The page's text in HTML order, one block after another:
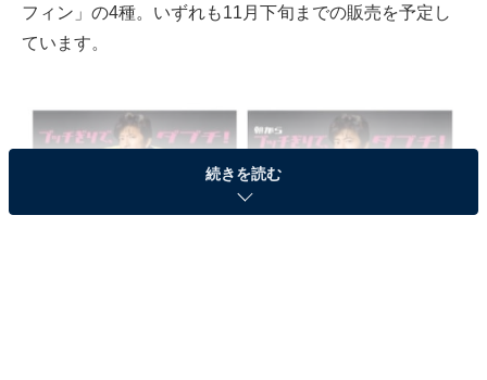
フィン」の4種。いずれも11月下旬までの販売を予定し
ています。
続きを読む